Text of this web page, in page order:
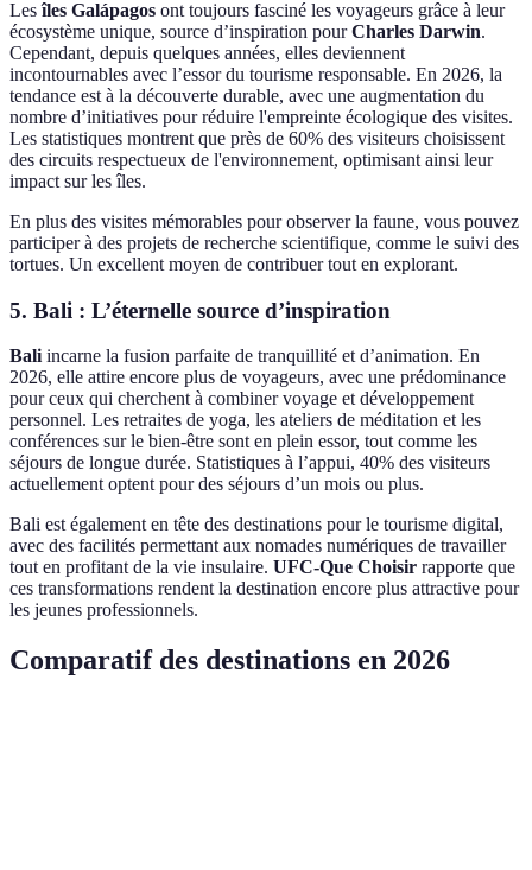
Lesîles Galápagos ont toujours fasciné les voyageurs grâce à leur
écosystème unique, source d’inspiration pourCharles Darwin.
Cependant, depuis quelques années, elles deviennent
incontournables avec l’essor du tourisme responsable. En 2026, la
tendance est à la découverte durable, avec une augmentation du
nombre d’initiatives pour réduire l'empreinte écologique des visites.
Les statistiques montrent que près de 60% des visiteurs choisissent
des circuits respectueux de l'environnement, optimisant ainsi leur
impact sur les îles.
En plus des visites mémorables pour observer la faune, vous pouvez
participer à des projets de recherche scientifique, comme le suivi des
tortues. Un excellent moyen de contribuer tout en explorant.
5. Bali : L’éternelle source d’inspiration
Bali incarne la fusion parfaite de tranquillité et d’animation. En
2026, elle attire encore plus de voyageurs, avec une prédominance
pour ceux qui cherchent à combiner voyage et développement
personnel. Les retraites de yoga, les ateliers de méditation et les
conférences sur le bien-être sont en plein essor, tout comme les
séjours de longue durée. Statistiques à l’appui, 40% des visiteurs
actuellement optent pour des séjours d’un mois ou plus.
Bali est également en tête des destinations pour le tourisme digital,
avec des facilités permettant aux nomades numériques de travailler
tout en profitant de la vie insulaire. UFC-Que Choisir rapporte que
ces transformations rendent la destination encore plus attractive pour
les jeunes professionnels.
Comparatif des destinations en 2026